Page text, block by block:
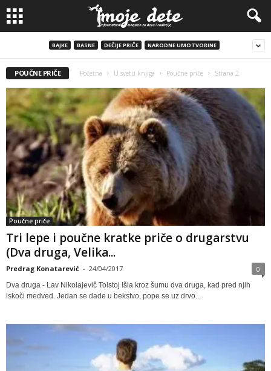
BAJKE BASNE DEČIJE PRIČE NARODNE UMOTVORINE
POUČNE PRIČE Početna U svetu knjiga Poučne priče Strana 2
Poučne priče
Tri lepe i poučne kratke priče o drugarstvu
(Dva druga, Velika...
Predrag Konatarević - 24/04/2017 0
Dva druga - Lav Nikolajevič Tolstoj Išla kroz šumu dva druga, kad pred njih
iskoči medved. Jedan se dade u bekstvo, pope se uz drvo...